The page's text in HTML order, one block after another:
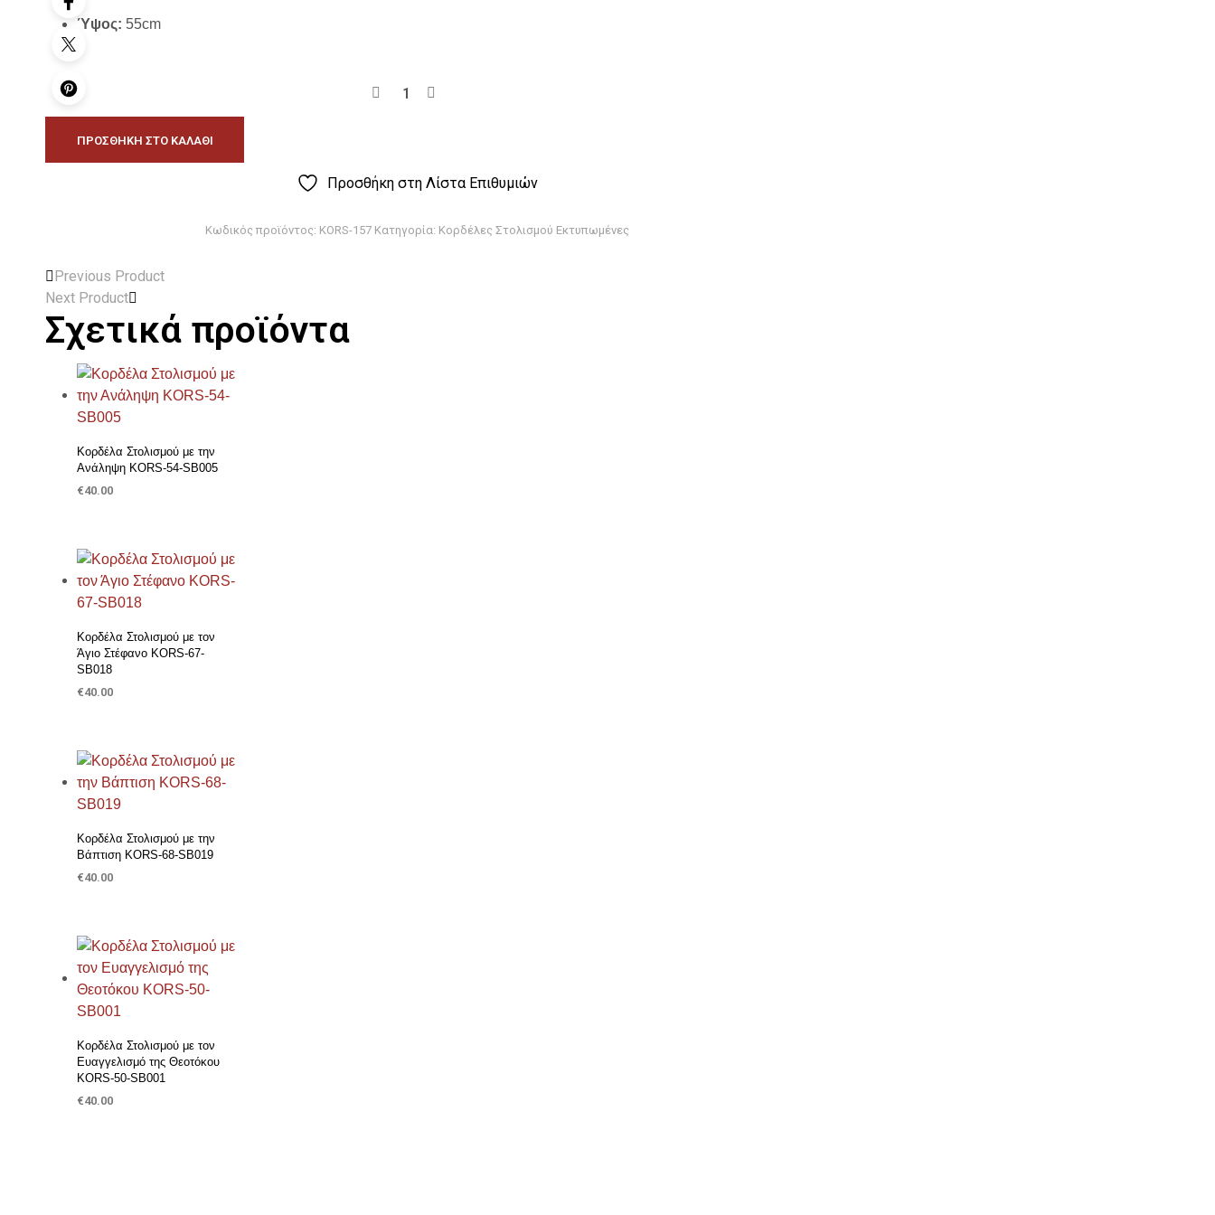
Ύψος: 55cm
ΠΡΟΣΘΉΚΗ ΣΤΟ ΚΑΛΆΘΙ
Προσθήκη στη Λίστα Επιθυμιών
Κωδικός προϊόντος: KORS-157 Κατηγορία: Κορδέλες Στολισμού Εκτυπωμένες
Previous Product
Next Product
Σχετικά προϊόντα
Προσθήκη στη Λίστα Επιθυμιών
Κορδέλα Στολισμού με την
Ανάληψη KORS-54-SB005
€40.00
Προσθήκη στη Λίστα Επιθυμιών
Κορδέλα Στολισμού με τον
Άγιο Στέφανο KORS-67-
SB018
€40.00
Προσθήκη στη Λίστα Επιθυμιών
Κορδέλα Στολισμού με την
Βάπτιση KORS-68-SB019
€40.00
Προσθήκη στη Λίστα Επιθυμιών
Κορδέλα Στολισμού με τον
Ευαγγελισμό της Θεοτόκου
KORS-50-SB001
€40.00